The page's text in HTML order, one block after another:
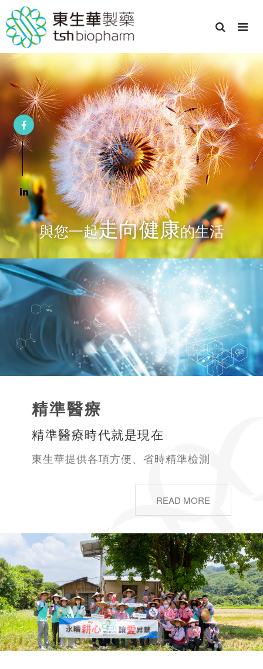
與您一起走向健康的生活
精準醫療
精準醫療時代就是現在
東生華提供各項方便、省時精準檢測
READ MORE